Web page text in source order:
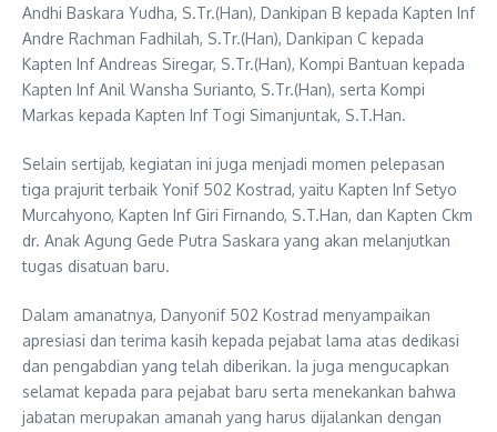
Andhi Baskara Yudha, S.Tr.(Han), Dankipan B kepada Kapten Inf
Andre Rachman Fadhilah, S.Tr.(Han), Dankipan C kepada
Kapten Inf Andreas Siregar, S.Tr.(Han), Kompi Bantuan kepada
Kapten Inf Anil Wansha Surianto, S.Tr.(Han), serta Kompi
Markas kepada Kapten Inf Togi Simanjuntak, S.T.Han.
Selain sertijab, kegiatan ini juga menjadi momen pelepasan
tiga prajurit terbaik Yonif 502 Kostrad, yaitu Kapten Inf Setyo
Murcahyono, Kapten Inf Giri Firnando, S.T.Han, dan Kapten Ckm
dr. Anak Agung Gede Putra Saskara yang akan melanjutkan
tugas disatuan baru.
Dalam amanatnya, Danyonif 502 Kostrad menyampaikan
apresiasi dan terima kasih kepada pejabat lama atas dedikasi
dan pengabdian yang telah diberikan. Ia juga mengucapkan
selamat kepada para pejabat baru serta menekankan bahwa
jabatan merupakan amanah yang harus dijalankan dengan